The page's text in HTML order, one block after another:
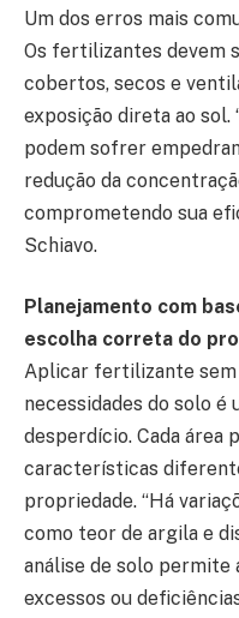
Um dos erros mais
Os fertilizantes devem
cobertos, secos e
exposição direta ao sol.
podem sofrer
redução da
comprometendo sua
Schiavo.
Planejamento com
escolha correta do
Aplicar fertilizante sem
necessidades do solo
desperdício. Cada área
características
propriedade. “Há
como teor de argila e
análise de solo
excessos ou